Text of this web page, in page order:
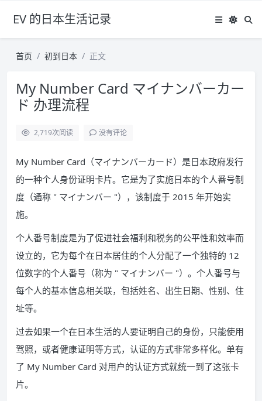
EV 的日本生活记录
首页 初到日本 正文
My Number Card マイナンバーカー
ド 办理流程
2,719次阅读 没有评论
My Number Card（マイナンバーカード）是日本政府发行
的一种个人身份证明卡片。它是为了实施日本的个人番号制
度（通称 " マイナンバー "），该制度于 2015 年开始实
施。
个人番号制度是为了促进社会福利和税务的公平性和效率而
设立的，它为每个在日本居住的个人分配了一个独特的 12
位数字的个人番号（称为 " マイナンバー "）。个人番号与
每个人的基本信息相关联，包括姓名、出生日期、性别、住
址等。
过去如果一个在日本生活的人要证明自己的身份，只能使用
驾照，或者健康证明等方式，认证的方式非常多样化。单有
了 My Number Card 对用户的认证方式就统一到了这张卡
片。